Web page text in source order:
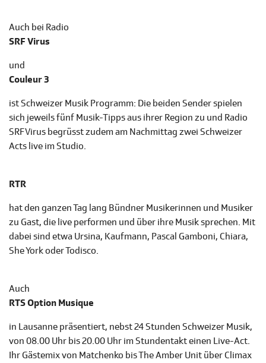
Auch bei Radio
SRF Virus
und
Couleur 3
ist Schweizer Musik Programm: Die beiden Sender spielen
sich jeweils fünf Musik-Tipps aus ihrer Region zu und Radio
SRF Virus begrüsst zudem am Nachmittag zwei Schweizer
Acts live im Studio.
RTR
hat den ganzen Tag lang Bündner Musikerinnen und Musiker
zu Gast, die live performen und über ihre Musik sprechen. Mit
dabei sind etwa Ursina, Kaufmann, Pascal Gamboni, Chiara,
She York oder Todisco.
Auch
RTS Option Musique
in Lausanne präsentiert, nebst 24 Stunden Schweizer Musik,
von 08.00 Uhr bis 20.00 Uhr im Stundentakt einen Live-Act.
Ihr Gästemix von Matchenko bis The Amber Unit über Climax